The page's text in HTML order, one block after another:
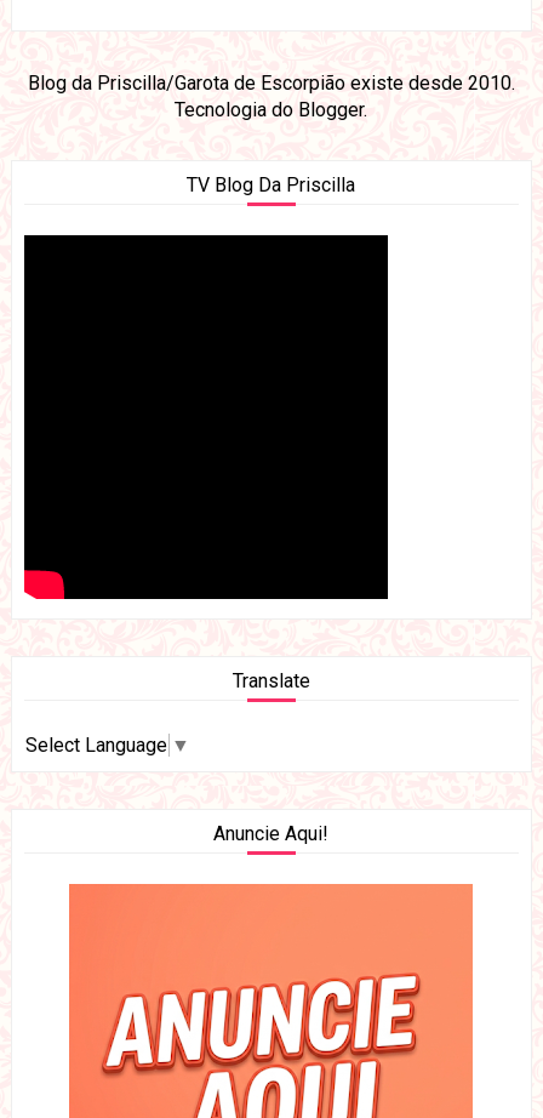
Blog da Priscilla/Garota de Escorpião existe desde 2010.
Tecnologia do Blogger.
TV Blog Da Priscilla
Translate
Select Language ▼
Anuncie Aqui!